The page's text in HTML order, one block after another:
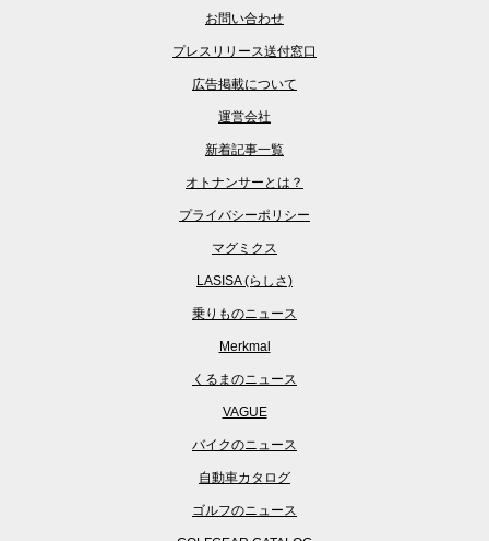
お問い合わせ
プレスリリース送付窓口
広告掲載について
運営会社
新着記事一覧
オトナンサーとは？
プライバシーポリシー
マグミクス
LASISA (らしさ)
乗りものニュース
Merkmal
くるまのニュース
VAGUE
バイクのニュース
自動車カタログ
ゴルフのニュース